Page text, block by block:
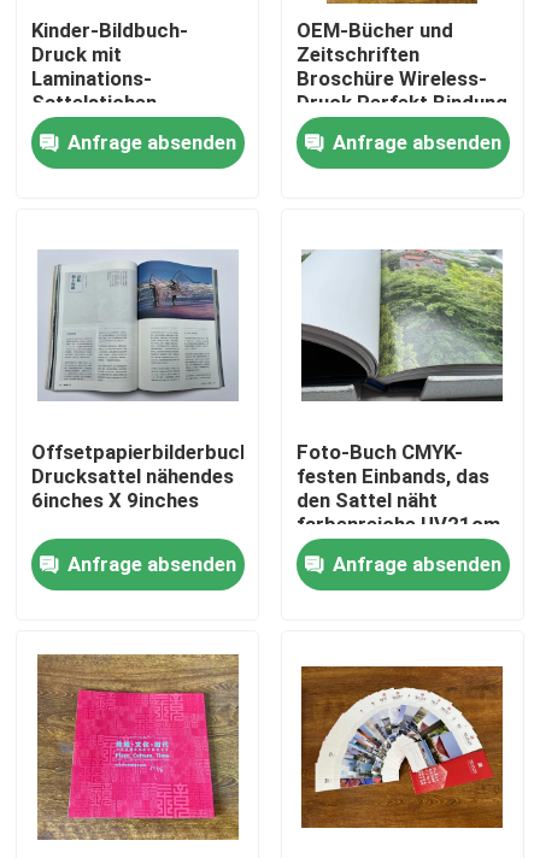
Haus
Videos
Über uns
Fabrik-Ausflug
Qualitätskontrolle
Nachrichten
Fälle
Farbton-Buch-Drucken
Kinder-Bildbuch-
Druck mit
Laminations-
Sattelstichen
Anfrage absenden
OEM-Bücher und
Zeitschriften
Broschüre Wireless-
Druck Perfekt Bindung
Glanzfilm
Anfrage absenden
Offsetpapierbilderbuch-
Drucksattel nähendes
6inches X 9inches
Anfrage absenden
Foto-Buch CMYK-
festen Einbands, das
den Sattel näht
farbenreiche UV21cm
druckt
Anfrage absenden